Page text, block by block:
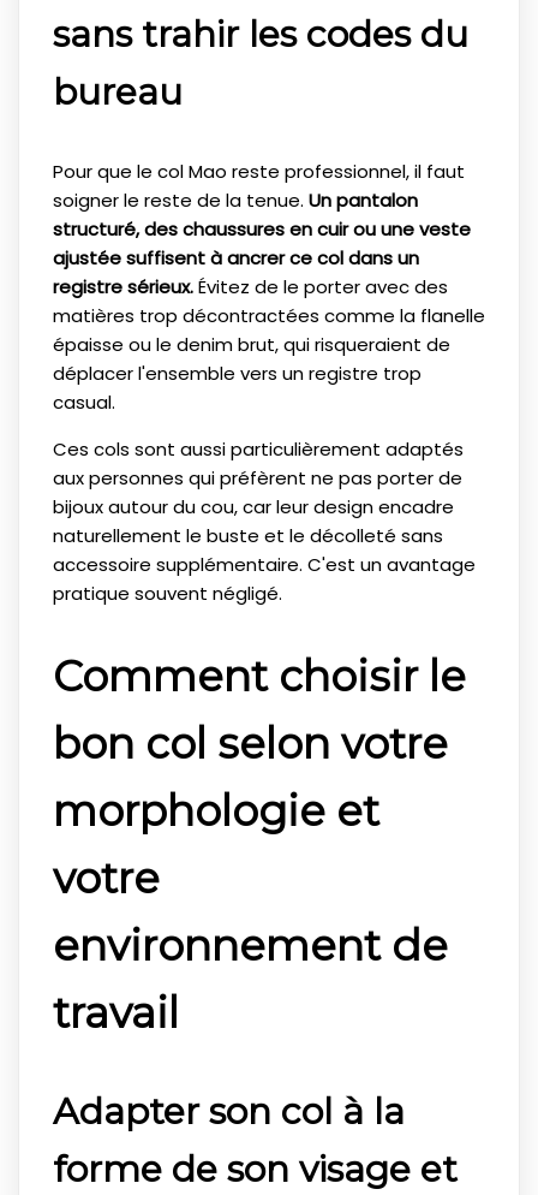
sans trahir les codes du
bureau
Pour que le col Mao reste professionnel, il faut
soigner le reste de la tenue. Un pantalon
structuré, des chaussures en cuir ou une veste
ajustée suffisent à ancrer ce col dans un
registre sérieux.Évitez de le porter avec des
matières trop décontractées comme la flanelle
épaisse ou le denim brut, qui risqueraient de
déplacer l'ensemble vers un registre trop
casual.
Ces cols sont aussi particulièrement adaptés
aux personnes qui préfèrent ne pas porter de
bijoux autour du cou, car leur design encadre
naturellement le buste et le décolleté sans
accessoire supplémentaire. C'est un avantage
pratique souvent négligé.
Comment choisir le
bon col selon votre
morphologie et
votre
environnement de
travail
Adapter son col à la
forme de son visage et